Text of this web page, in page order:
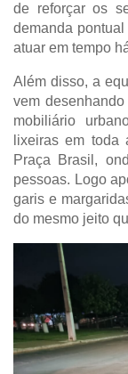
de reforçar os
demanda
atuar em tempo
Além disso, a
vem
mobiliário
lixeiras em toda
Praça Brasil,
pessoas. Logo
garis e
do mesmo jeito